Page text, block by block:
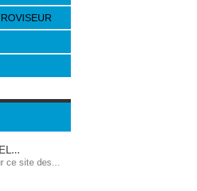
ce site des...